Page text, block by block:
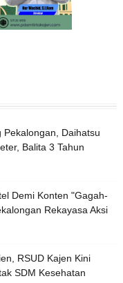
Daihatsu
Balita 3 Tahun
Demi Konten "Gagah-
Rekayasa Aksi
RSUD Kajen Kini
SDM Kesehatan